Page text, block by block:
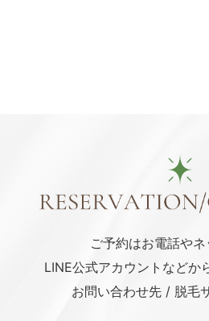
ご予約はお電話やネ
LINE公式アカウント などか
お問い合わせ先 / 脱毛